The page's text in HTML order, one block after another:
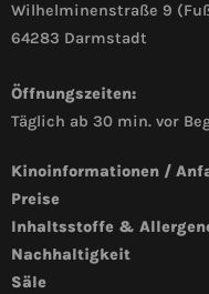
Wilhelminenstraße 9
64283 Darmstadt
Öffnungszeiten:
Täglich ab 30 min. vor
Kinoinformationen /
Preise
Inhaltsstoffe &
Nachhaltigkeit
Säle